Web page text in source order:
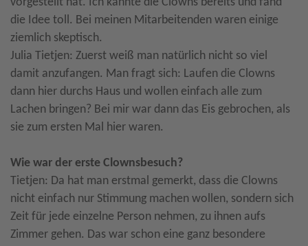
die Idee toll. Bei meinen Mitarbeitenden waren einige
ziemlich skeptisch.
Julia Tietjen: Zuerst weiß man natürlich nicht so viel
damit anzufangen. Man fragt sich: Laufen die Clowns
dann hier durchs Haus und wollen einfach alle zum
Lachen bringen? Bei mir war dann das Eis gebrochen, als
sie zum ersten Mal hier waren.
Wie war der erste Clownsbesuch?
Tietjen: Da hat man erstmal gemerkt, dass die Clowns
nicht einfach nur Stimmung machen wollen, sondern sich
Zeit für jede einzelne Person nehmen, zu ihnen aufs
Zimmer gehen. Das war schon eine ganz besondere